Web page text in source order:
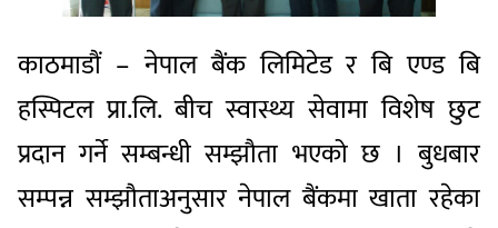
काठमाडौं – नेपाल बैंक लिमिटेड र बि एण्ड बि
हस्पिटल प्रा.लि. बीच स्वास्थ्य सेवामा विशेष छुट
प्रदान गर्ने सम्बन्धी सम्झौता भएको छ । बुधबार
सम्पन्न सम्झौताअनुसार नेपाल बैंकमा खाता रहेका